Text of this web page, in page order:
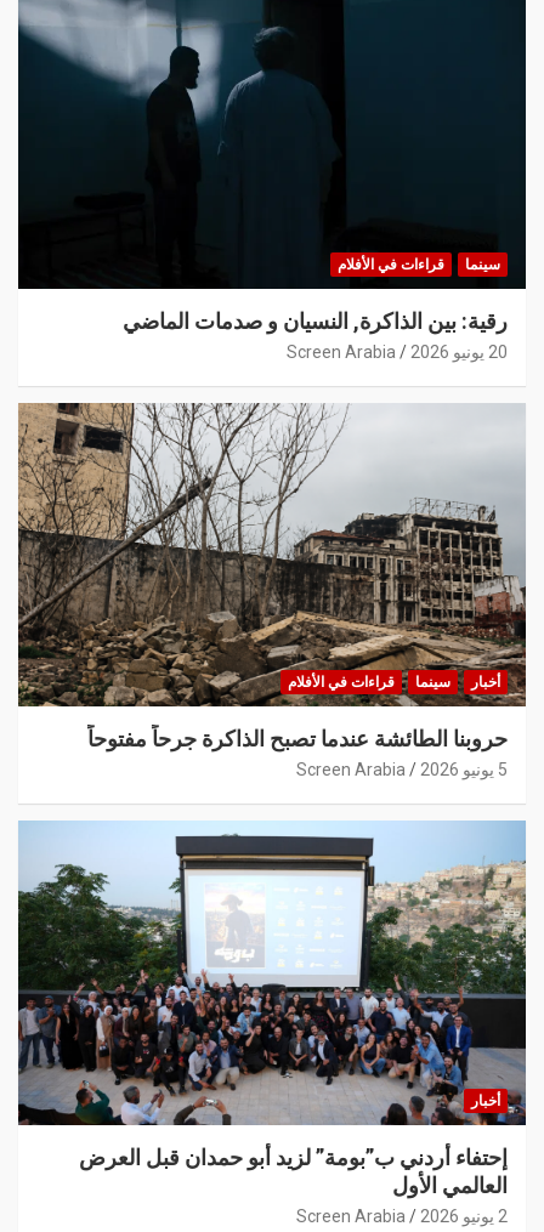
سينما قراءات في الأفلام
رقية: بين الذاكرة, النسيان و صدمات الماضي
20 يونيو 2026 Screen Arabia
أخبار سينما قراءات في الأفلام
حروبنا الطائشة عندما تصبح الذاكرة جرحاً مفتوحاً
5 يونيو 2026 Screen Arabia
أخبار
إحتفاء أردني ب”بومة” لزيد أبو حمدان قبل العرض
العالمي الأول
2 يونيو 2026 Screen Arabia